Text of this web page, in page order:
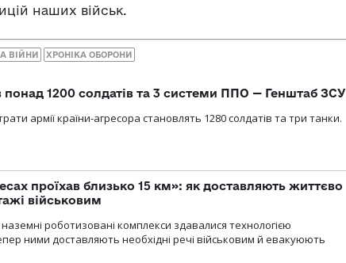
наших військ.
ВІЙНИ ХРОНІКА ОБОРОНИ
понад 1200 солдатів та 3 системи ППО — Генштаб ЗСУ
армії країни-агресора становлять 1280 солдатів та три танки.
проїхав близько 15 км»: як доставляють життєво
військовим
наземні роботизовані комплекси здавалися технологією
ними доставляють необхідні речі військовим й евакуюють